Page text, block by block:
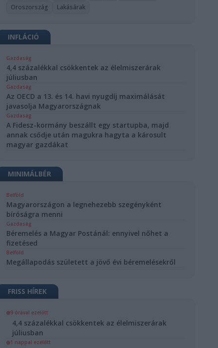
Oroszország
Lakásárak
INFLÁCIÓ
Gazdaság
4,4 százalékkal csökkentek az élelmiszerárak
júliusban
Gazdaság
Az OECD a 13. és 14. havi nyugdíj maximálását
javasolja Magyarországnak
Gazdaság
A Fidesz-kormány beszállt egy startupba, majd
annak csődje után magukra hagyta a károsult
magyar gazdákat
MINIMÁLBÉR
Belföld
Magyarországon a legnehezebb szegényként
bíróságra menni
Gazdaság
Béremelés a Magyar Postánál: ennyivel nőhet a
fizetésed
Belföld
Megállapodás született a jövő évi béremelésekről
FRISS HÍREK
9 órával ezelőtt
4,4 százalékkal csökkentek az élelmiszerárak
júliusban
1 nappal ezelőtt